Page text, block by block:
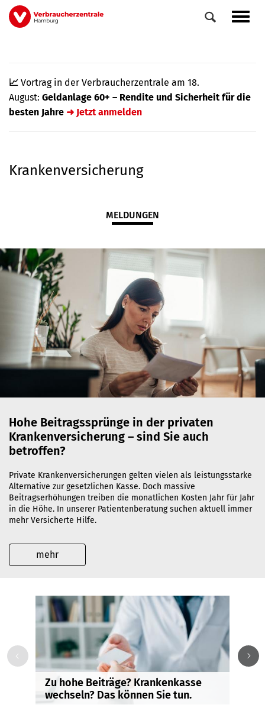
Direkt
zum
📈 Vortrag in der Verbraucherzentrale am 18.
August: Geldanlage 60+ – Rendite und Sicherheit für die
besten Jahre ➜ Jetzt anmelden
Veranstaltungen
0
Krankenversicherung
MELDUNGEN
Hohe Beitragssprünge in der privaten
Krankenversicherung – sind Sie auch
betroffen?
Private Krankenversicherungen gelten vielen als leistungsstarke
Alternative zur gesetzlichen Kasse. Doch massive
Beitragserhöhungen treiben die monatlichen Kosten Jahr für Jahr
in die Höhe. In unserer Patientenberatung suchen aktuell immer
mehr Versicherte Hilfe.
mehr
Zu hohe Beiträge? Krankenkasse
wechseln? Das können Sie tun.